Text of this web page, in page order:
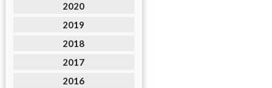
2020
2019
2018
2017
2016